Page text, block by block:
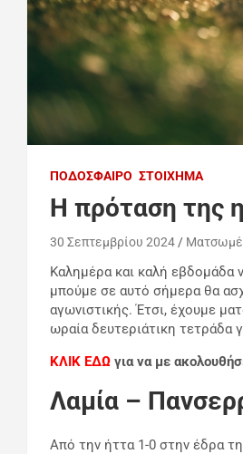
ΠΟΔΌΣΦΑΙΡΟ ΣΤΟΊΧΗΜΑ
H πρόταση της
30 Σεπτεμβρίου 2024
Καλημέρα και καλή εβδομάδα
μπούμε σε αυτό σήμερα θα
αγωνιστικής. Έτσι, έχουμε
ωραία δευτεριάτικη τετράδα
ΚΛΙΚ ΕΔΩ για να με
Λαμία –
Από την ήττα 1-0 στην έδρα